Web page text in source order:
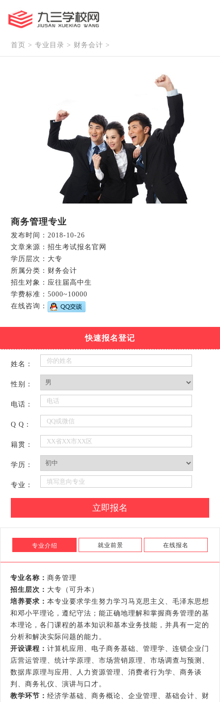
首页 >专业目录 > 财务会计 >
商务管理专业
发布时间：2018-10-26
文章来源：招生考试报名官网
学历层次：大专
所属分类：财务会计
招生对象：应往届高中生
学费标准：5000~10000
在线咨询：
快速报名登记
姓名：
性别：
电话：
Q Q：
籍贯：
学历：
专业：
专业介绍 就业前景 在线报名
专业名称： 商务管理
招生层次： 大专（可升本）
培养要求： 本专业要求学生努力学习马克思主义、毛泽东思想
和邓小平理论，遵纪守法；能正确地理解和掌握商务管理的基
本理论，各门课程的基本知识和基本业务技能，并具有一定的
分析和解决实际问题的能力。
开设课程： 计算机应用、电子商务基础、管理学、连锁企业门
店营运管理、统计学原理、市场营销原理、市场调查与预测、
数据库原理与应用、人力资源管理、消费者行为学、商务谈
判、商务礼仪、演讲与口才。
教学环节： 经济学基础、商务概论、企业管理、基础会计、财